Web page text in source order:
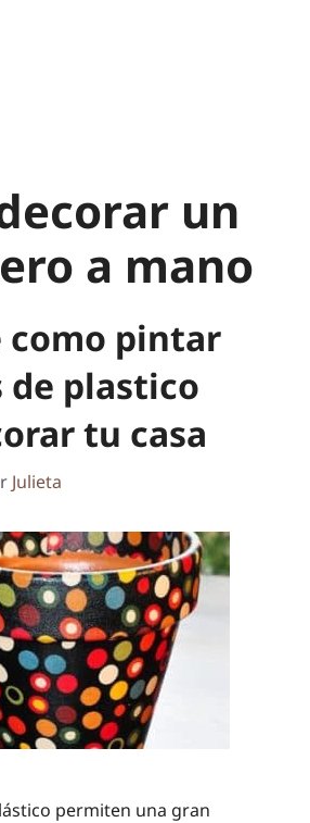
un
a mano
como pintar
de plastico
tu casa
Julieta
permiten una gran